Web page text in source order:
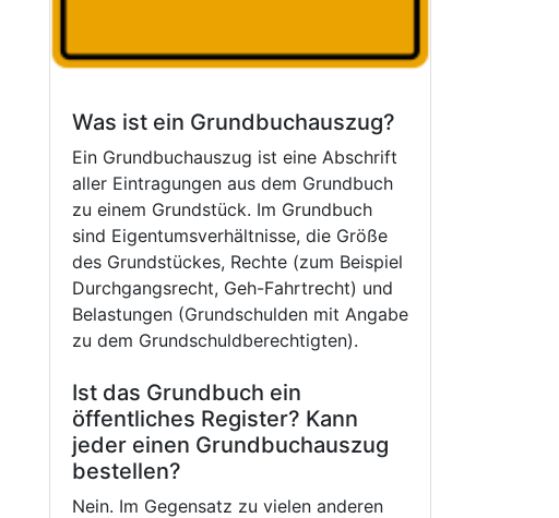
Was ist ein Grundbuchauszug?
Ein Grundbuchauszug ist eine Abschrift
aller Eintragungen aus dem Grundbuch
zu einem Grundstück. Im Grundbuch
sind Eigentumsverhältnisse, die Größe
des Grundstückes, Rechte (zum Beispiel
Durchgangsrecht, Geh-Fahrtrecht) und
Belastungen (Grundschulden mit Angabe
zu dem Grundschuldberechtigten).
Ist das Grundbuch ein
öffentliches Register? Kann
jeder einen Grundbuchauszug
bestellen?
Nein. Im Gegensatz zu vielen anderen